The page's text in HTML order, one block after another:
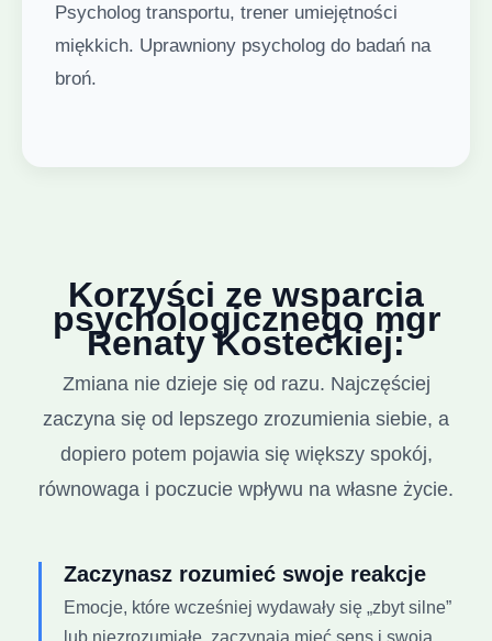
Psycholog transportu, trener umiejętności
miękkich. Uprawniony psycholog do badań na
broń.
Korzyści ze wsparcia
psychologicznego mgr
Renaty Kosteckiej:
Zmiana nie dzieje się od razu. Najczęściej
zaczyna się od lepszego zrozumienia siebie, a
dopiero potem pojawia się większy spokój,
równowaga i poczucie wpływu na własne życie.
Zaczynasz rozumieć swoje reakcje
Emocje, które wcześniej wydawały się „zbyt silne”